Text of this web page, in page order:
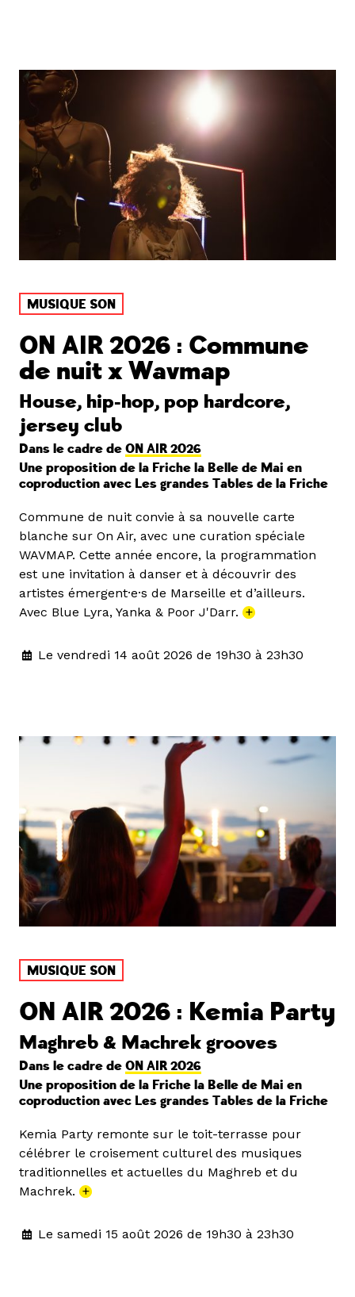
MUSIQUE SON
ON AIR 2026 : Commune
de nuit x Wavmap
House, hip-hop, pop hardcore,
jersey club
Dans le cadre de ON AIR 2026
Une proposition de la Friche la Belle de Mai en
coproduction avec Les grandes Tables de la Friche
Commune de nuit convie à sa nouvelle carte
blanche sur On Air, avec une curation spéciale
WAVMAP. Cette année encore, la programmation
est une invitation à danser et à découvrir des
artistes émergent·e·s de Marseille et d’ailleurs.
Avec Blue Lyra, Yanka & Poor J'Darr. +
Le vendredi 14 août 2026 de 19h30 à 23h30
MUSIQUE SON
ON AIR 2026 : Kemia Party
Maghreb & Machrek grooves
Dans le cadre de ON AIR 2026
Une proposition de la Friche la Belle de Mai en
coproduction avec Les grandes Tables de la Friche
Kemia Party remonte sur le toit-terrasse pour
célébrer le croisement culturel des musiques
traditionnelles et actuelles du Maghreb et du
Machrek. +
Le samedi 15 août 2026 de 19h30 à 23h30